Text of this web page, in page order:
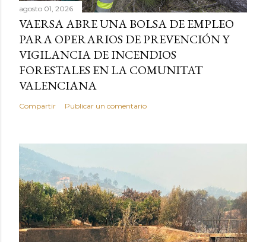
agosto 01, 2026
VAERSA ABRE UNA BOLSA DE EMPLEO
PARA OPERARIOS DE PREVENCIÓN Y
VIGILANCIA DE INCENDIOS
FORESTALES EN LA COMUNITAT
VALENCIANA
Compartir Publicar un comentario